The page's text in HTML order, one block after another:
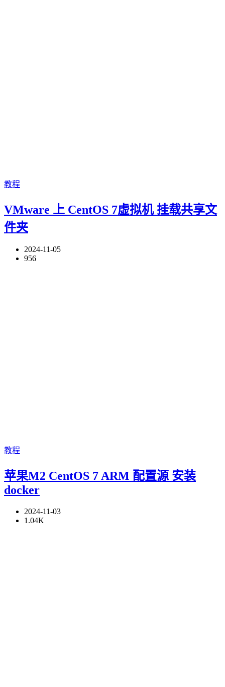
教程
VMware 上 CentOS 7虚拟机 挂载共享文
件夹
2024-11-05
956
教程
苹果M2 CentOS 7 ARM 配置源 安装
docker
2024-11-03
1.04K